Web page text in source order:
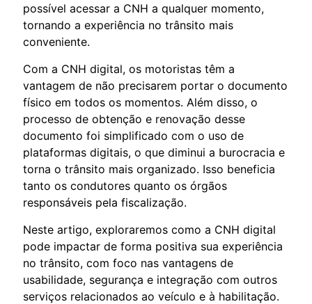
possível acessar a CNH a qualquer momento,
tornando a experiência no trânsito mais
conveniente.
Com a CNH digital, os motoristas têm a
vantagem de não precisarem portar o documento
físico em todos os momentos. Além disso, o
processo de obtenção e renovação desse
documento foi simplificado com o uso de
plataformas digitais, o que diminui a burocracia e
torna o trânsito mais organizado. Isso beneficia
tanto os condutores quanto os órgãos
responsáveis pela fiscalização.
Neste artigo, exploraremos como a CNH digital
pode impactar de forma positiva sua experiência
no trânsito, com foco nas vantagens de
usabilidade, segurança e integração com outros
serviços relacionados ao veículo e à habilitação.